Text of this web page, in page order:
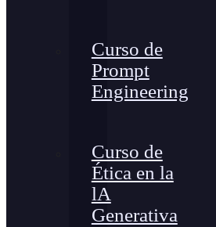
Curso de
Prompt
Engineering
Curso de
Ética en la
lA
Generativa